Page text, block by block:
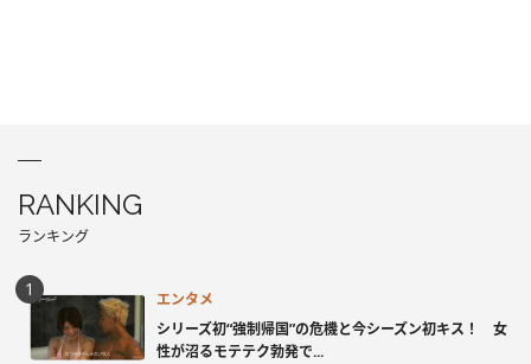
RANKING
ランキング
エンタメ
シリーズ初“強制帰国”の危機と今シーズン初キス！ 女
性が沼るモテテク勃発で...